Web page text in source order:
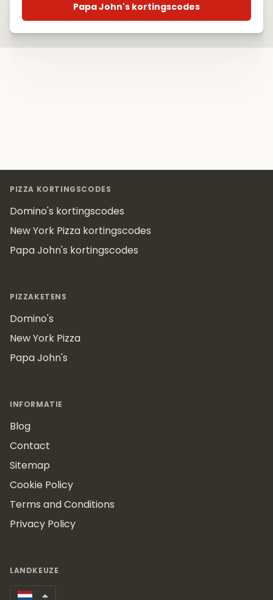
Papa John's kortingscodes
PIZZA KORTINGSCODES
Domino's kortingscodes
New York Pizza kortingscodes
Papa John's kortingscodes
PIZZAKETENS
Domino's
New York Pizza
Papa John's
INFORMATIE
Blog
Contact
Sitemap
Cookie Policy
Terms and Conditions
Privacy Policy
LANDKEUZE